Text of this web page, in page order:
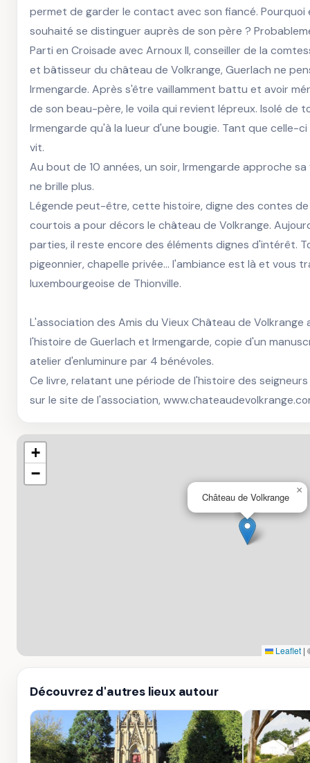
permet de garder le contact avec son fiancé.
souhaité se distinguer auprès de son père ?
Parti en Croisade avec Arnoux II, conseiller de la
et bâtisseur du château de Volkrange, Guerlach ne
Irmengarde. Après s'être vaillamment battu et avoir
de son beau-père, le voila qui revient lépreux. Isolé de
Irmengarde qu'à la lueur d'une bougie. Tant que celle-
vit.
Au bout de 10 années, un soir, Irmengarde approche
ne brille plus.
Légende peut-être, cette histoire, digne des contes
courtois a pour décors le château de Volkrange.
parties, il reste encore des éléments dignes d'intérêt.
pigeonnier, chapelle privée... l'ambiance est là et vous
luxembourgeoise de Thionville.
L'association des Amis du Vieux Château de
l'histoire de Guerlach et Irmengarde, copie d'un
atelier d'enluminure par 4 bénévoles.
Ce livre, relatant une période de l'histoire des
sur le site de l'association,
Château de Volkrange
×
+
−
Leaflet |
Découvrez d'autres lieux autour